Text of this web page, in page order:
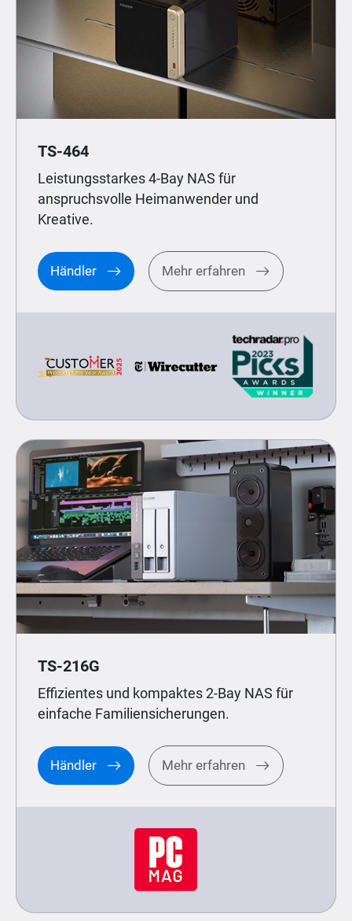
TS-464
Leistungsstarkes 4-Bay NAS für
anspruchsvolle Heimanwender und
Kreative.
Händler Mehr erfahren
TS-216G
Effizientes und kompaktes 2-Bay NAS für
einfache Familiensicherungen.
Händler Mehr erfahren